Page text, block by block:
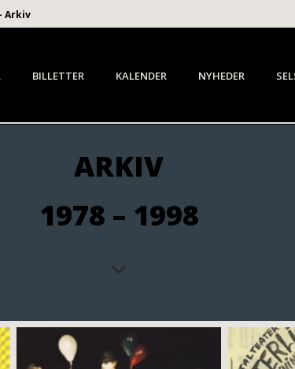
Arkiv
BILLETTER KALENDER NYHEDER
ARKIV
1978 – 1998